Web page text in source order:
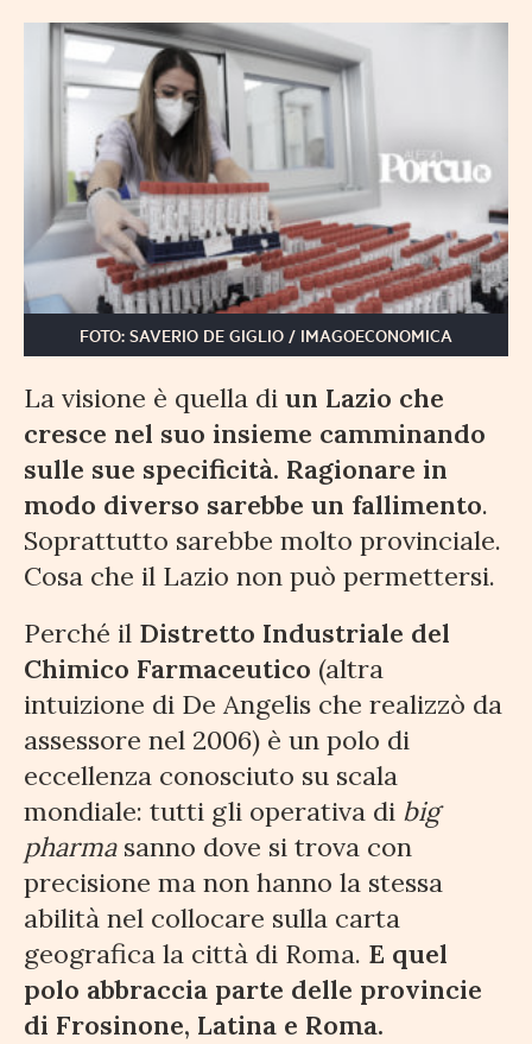
FOTO: SAVERIO DE GIGLIO / IMAGOECONOMICA
La visione è quella di un Lazio che
cresce nel suo insieme camminando
sulle sue specificità. Ragionare in
modo diverso sarebbe un fallimento.
Soprattutto sarebbe molto provinciale.
Cosa che il Lazio non può permettersi.
Perché il Distretto Industriale del
Chimico Farmaceutico (altra
intuizione di De Angelis che realizzò da
assessore nel 2006) è un polo di
eccellenza conosciuto su scala
mondiale: tutti gli operativa di big
pharmasanno dove si trova con
precisione ma non hanno la stessa
abilità nel collocare sulla carta
geografica la città di Roma. E quel
polo abbraccia parte delle provincie
di Frosinone, Latina e Roma.